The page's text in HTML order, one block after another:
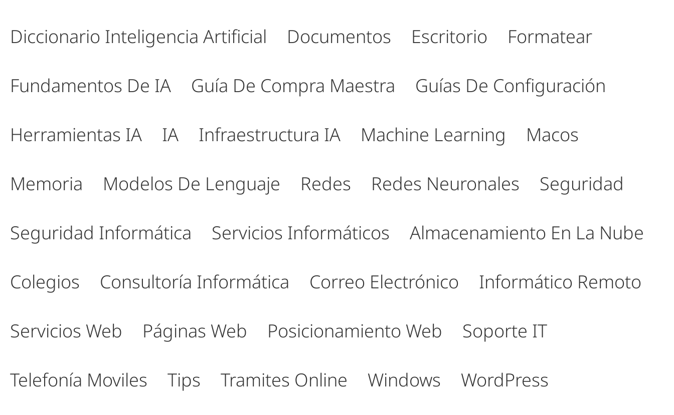
Diccionario Inteligencia Artificial
Documentos Escritorio
Formatear
Fundamentos De IA
Guía De Compra Maestra
Guías De Configuración
Herramientas IA
IA Infraestructura IA Machine Learning
Macos
Memoria
Modelos De Lenguaje Redes Redes Neuronales
Seguridad
Seguridad Informática
Servicios Informáticos
Almacenamiento En La Nube
Colegios
Consultoría Informática Correo Electrónico
Informático Remoto
Servicios Web
Páginas Web Posicionamiento Web
Soporte IT
Telefonía Moviles
Tips Tramites Online Windows WordPress